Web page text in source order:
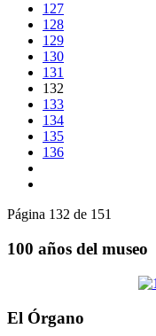
127
128
129
130
131
132
133
134
135
136
Página 132 de 151
100 años del museo
El Órgano